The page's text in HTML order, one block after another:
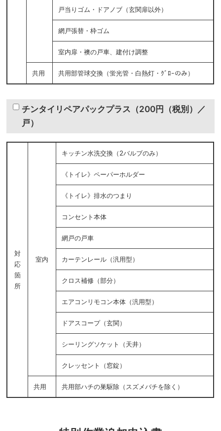
戸当りゴム・ドアノブ（玄関扉以外）
網戸張替・枠ゴム
室内扉・襖の戸車、建付け調整
共用 共用部管球交換（蛍光管・白熱灯・ｸﾞﾛｰのみ）
チンタイリペアパックプラス（200円（税別）／
戸）
対
応
箇
所
室内
キッチン水洗交換（2バルブのみ）
《トイレ》ペーパーホルダー
《トイレ》排水のつまり
コンセント本体
網戸の戸車
カーテンレール（汎用型）
クロス補修（部分）
エアコンリモコン本体（汎用型）
ドアスコープ（玄関）
シーリングソケット（天井）
クレッセント（窓錠）
共用 共用部ハチの巣駆除（スズメバチを除く）